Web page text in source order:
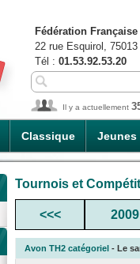
Classique Jeunes
Fédération
22 rue Esquirol,
Tél : 01.53.92.53.20
Il y a actuellement
Tournois et
<<< 2009
Avon TH2 catégoriel - Le